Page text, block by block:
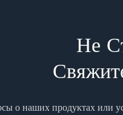
Не
о наших продуктах или